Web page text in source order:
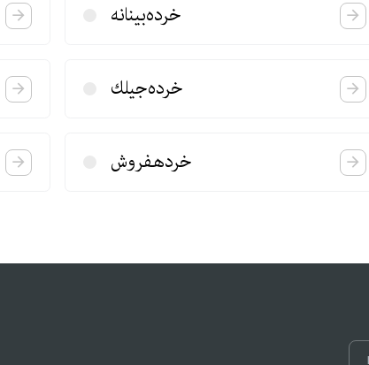
خرده‌بینانه
خرده‌جیلك
خردهفروش